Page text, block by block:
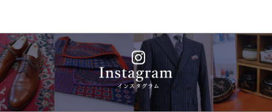
© 2021-2026 OHTA. All Rights Reserved.